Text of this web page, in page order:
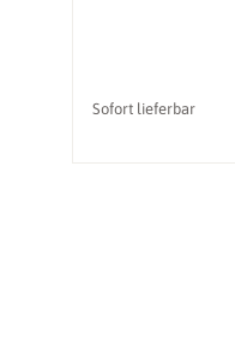
Sofort lieferbar